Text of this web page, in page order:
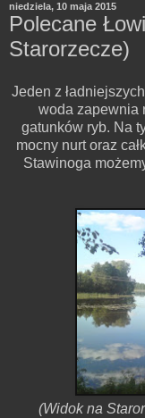
niedziela, 10 maja 2015
Polecane
Starorzecze)
Jeden z
woda zapewnia
gatunków ryb. Na
mocny nurt oraz
Stawinoga
(Widok na